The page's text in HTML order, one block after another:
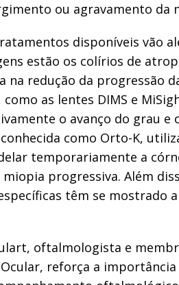
ou agravamento da
disponíveis vão
estão os colírios de
na redução da progressão
como as lentes DIMS e
o avanço do grau e
como Orto-K,
temporariamente a
progressiva. Além
têm se mostrado
oftalmologista e
reforça a